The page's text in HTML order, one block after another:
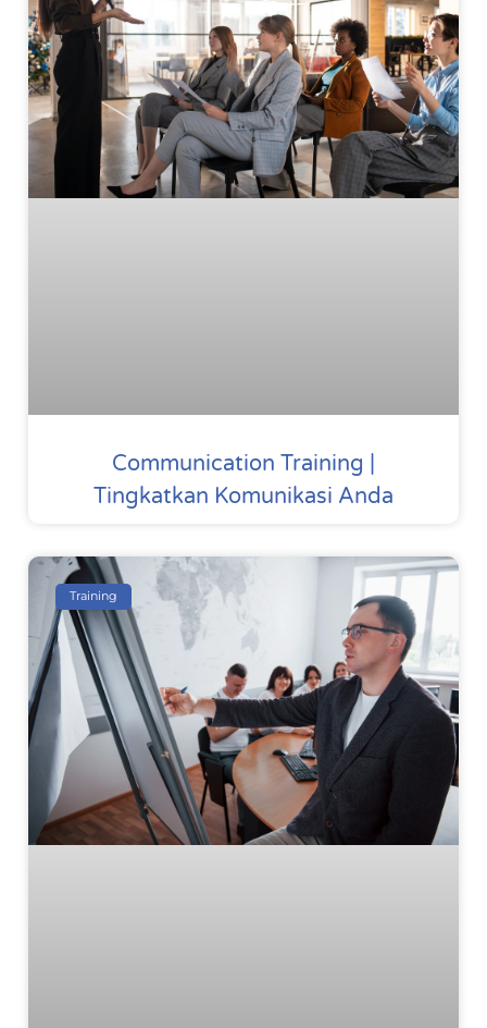
Communication Training |
Tingkatkan Komunikasi Anda
Training